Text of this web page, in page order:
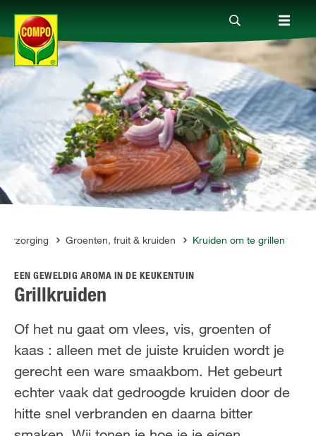
Advies
Thema's
Tot je dienst
Onderneming
FR NL
Groenten, fruit & kruiden Kruiden om te grillen
EEN GEWELDIG AROMA IN DE KEUKENTUIN
Grillkruiden
Of het nu gaat om vlees, vis, groenten of
kaas : alleen met de juiste kruiden wordt je
gerecht een ware smaakbom. Het gebeurt
echter vaak dat gedroogde kruiden door de
hitte snel verbranden en daarna bitter